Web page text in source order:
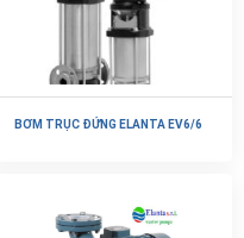
BƠM TRỤC ĐỨNG ELANTA EV6/6